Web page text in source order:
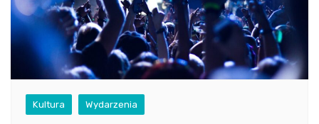
Kultura Wydarzenia